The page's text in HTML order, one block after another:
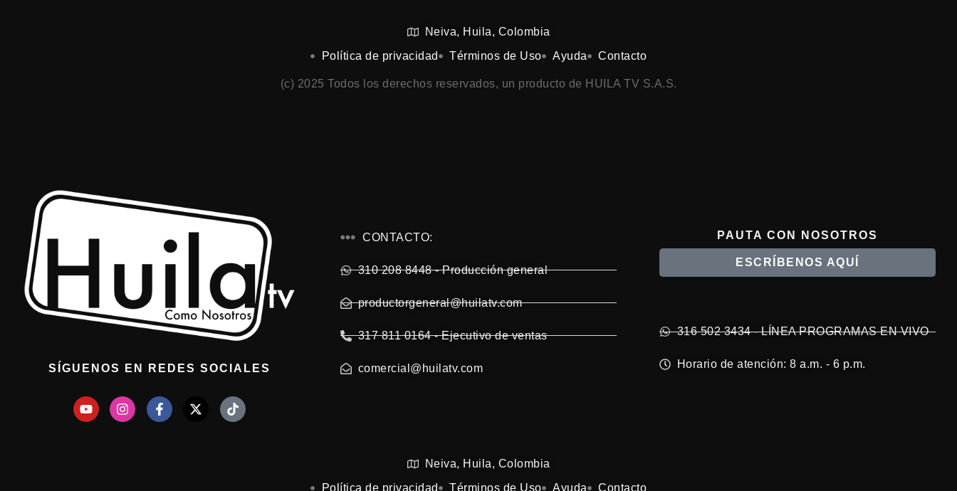
Neiva, Huila, Colombia
Política de privacidad
Términos de Uso Ayuda Contacto
(c) 2025 Todos los derechos reservados, un producto de HUILA TV S.A.S.
SÍGUENOS EN REDES SOCIALES
CONTACTO:
310 208 8448 - Producción general
productorgeneral@huilatv.com
317 811 0164 - Ejecutivo de ventas
comercial@huilatv.com
PAUTA CON NOSOTROS
ESCRÍBENOS AQUÍ
316 502 3434 - LÍNEA PROGRAMAS EN VIVO
Horario de atención: 8 a.m. - 6 p.m.
Neiva, Huila, Colombia
Política de privacidad
Términos de Uso Ayuda Contacto